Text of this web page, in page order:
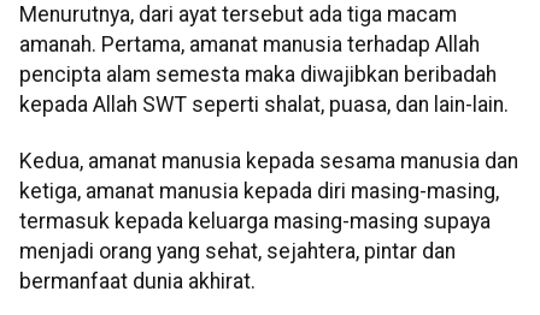
Menurutnya, dari ayat tersebut ada tiga macam
amanah. Pertama, amanat manusia terhadap Allah
pencipta alam semesta maka diwajibkan beribadah
kepada Allah SWT seperti shalat, puasa, dan lain-lain.
Kedua, amanat manusia kepada sesama manusia dan
ketiga, amanat manusia kepada diri masing-masing,
termasuk kepada keluarga masing-masing supaya
menjadi orang yang sehat, sejahtera, pintar dan
bermanfaat dunia akhirat.